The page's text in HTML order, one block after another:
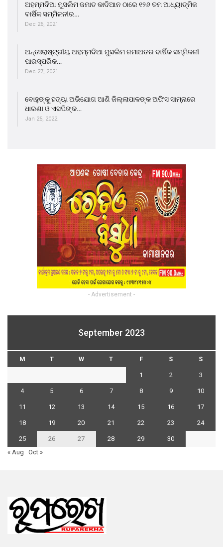
ଅହମ୍ମଦିଆ ମୁସଲିମ ଜମାତ କାଦିଆନ ଠାରେ ୧୨୬ ତମ ଆଧ୍ୟାତ୍ମିକ
ବାର୍ଷିକ ସମ୍ମିଳନୀର…
Dec 26, 2021
ଅନ୍ତଃରାଷ୍ଟ୍ରୀୟ ଅହମ୍ମଦିଆ ମୁସଲିମ ଜମାଅତର ବାର୍ଷିକ ସମ୍ମିଳନୀ
ପାରସ୍ପରିକ…
Dec 27, 2021
ବୋହୁଙ୍କୁ ହତ୍ୟା ଅଭିଯୋଗ ଆଣି ଜିଲ୍ଲାପାଳଙ୍କ ଅଫିସ ସାମ୍ନାରେ
ଧାରଣା ଓ ଏସପିଙ୍କ…
Jan 25, 2022
- Advertisement -
September 2023
M T W T F S S
1 2 3
4 5 6 7 8 9 10
11 12 13 14 15 16 17
18 19 20 21 22 23 24
25 26 27 28 29
30
« Aug
Oct »